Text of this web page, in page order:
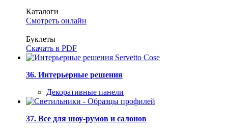
Каталоги
Смотреть онлайн
Буклеты
Скачать в PDF
36. Интерьерные решения
Декоративные панели
37. Все для шоу-румов и салонов